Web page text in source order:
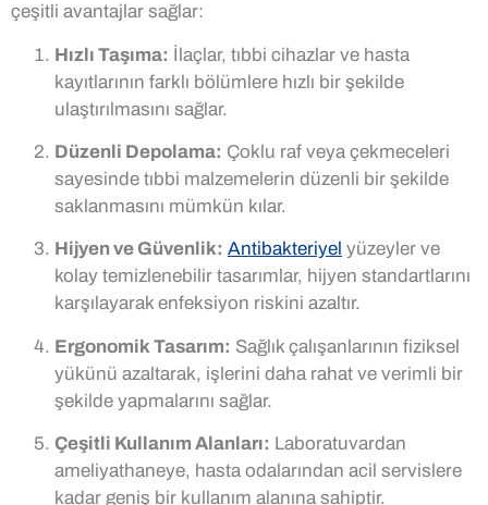
çeşitli avantajlar sağlar:
Hızlı Taşıma: İlaçlar, tıbbi cihazlar ve hasta
kayıtlarının farklı bölümlere hızlı bir şekilde
ulaştırılmasını sağlar.
Düzenli Depolama: Çoklu raf veya çekmeceleri
sayesinde tıbbi malzemelerin düzenli bir şekilde
saklanmasını mümkün kılar.
Hijyen ve Güvenlik: Antibakteriyel yüzeyler ve
kolay temizlenebilir tasarımlar, hijyen standartlarını
karşılayarak enfeksiyon riskini azaltır.
Ergonomik Tasarım: Sağlık çalışanlarının fiziksel
yükünü azaltarak, işlerini daha rahat ve verimli bir
şekilde yapmalarını sağlar.
Çeşitli Kullanım Alanları: Laboratuvardan
ameliyathaneye, hasta odalarından acil servislere
kadar geniş bir kullanım alanına sahiptir.